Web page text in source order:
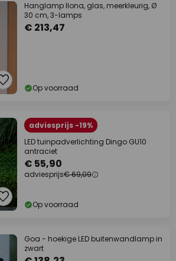
Hanglamp Ilona, glas, meerkleurig, Ø
30 cm, 3-lamps
€ 213,47
Op voorraad
adviesprijs -19%
LED tuinpadverlichting Dingo GU10
antraciet
€ 55,90
adviesprijs€ 69,09
Op voorraad
Goa - hoekige LED buitenwandlamp in
zwart